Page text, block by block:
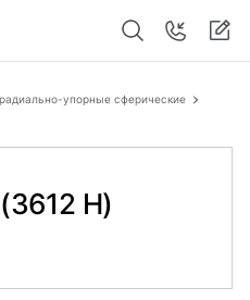
упорные сферические
H)